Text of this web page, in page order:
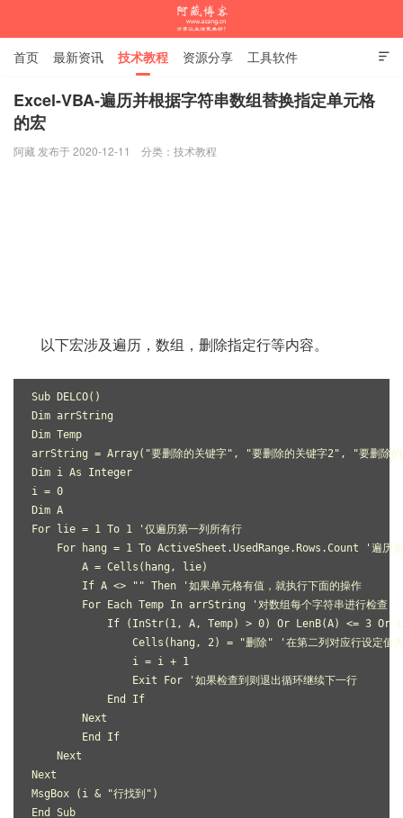
阿藏博客

首页 最新资讯 技术教程 资源分享 工具软件
杂谈随笔
Excel-VBA-遍历并根据字符串数组替换指定单元格
的宏
阿藏 发布于 2020-12-11 分类： 技术教程
以下宏涉及遍历，数组，删除指定行等内容。
Sub DELCO()
Dim arrString
Dim Temp
arrString = Array("要删除的关键字", "要删除的关键字2", "要删除的
Dim i As Integer
i = 0
Dim A
For lie = 1 To 1 '仅遍历第一列所有行
For hang = 1 To ActiveSheet.UsedRange.Rows.Count '遍历第
        A = Cells(hang, lie)
        If A <> "" Then '如果单元格有值，就执行下面的操作
        For Each Temp In arrString '对数组每个字符串进行检查
If (InStr(1, A, Temp) > 0) Or LenB(A) <= 3 Or
Cells(hang, 2) = "删除" '在第二列对应行设定值为
                i = i + 1
                Exit For '如果检查到则退出循环继续下一行
            End If
        Next
        End If
    Next
Next
MsgBox (i & "行找到")
End Sub